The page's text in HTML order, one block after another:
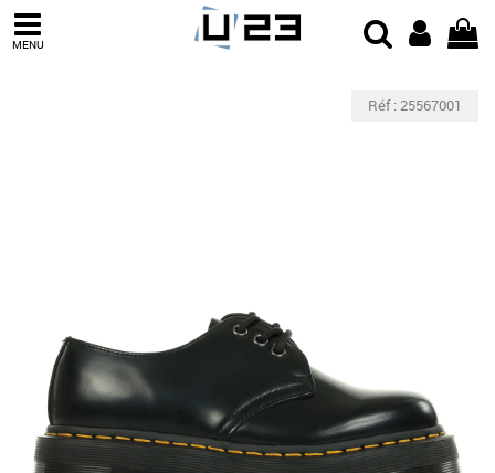
MENU
Réf : 25567001